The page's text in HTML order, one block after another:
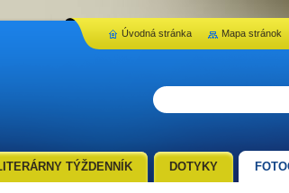
TÝŽDENNÍK DOTYKY
Úvodná stránka Mapa stránok